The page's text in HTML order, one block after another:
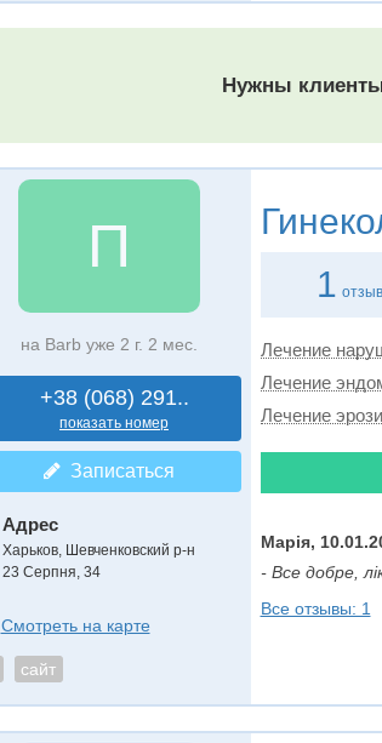
Нужны
П
на Barb уже 2 г. 2 мес.
+38 (068) 291..
показать номер
Записаться
Адрес
Харьков, Шевченковский р-н
23 Серпня, 34
Смотреть на карте
сайт
1 отзыв
Лечение
Лечение
Лечение
Марія,
- Все добре,
Все отзывы: 1